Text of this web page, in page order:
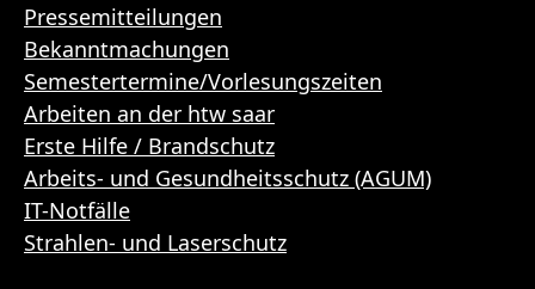
Pressemitteilungen
Bekanntmachungen
Semestertermine/Vorlesungszeiten
Arbeiten an der htw saar
Erste Hilfe / Brandschutz
Arbeits- und Gesundheitsschutz (AGUM)
IT-Notfälle
Strahlen- und Laserschutz